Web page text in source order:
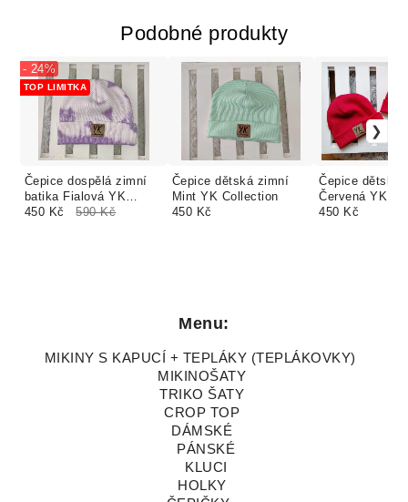
Podobné produkty
Čepice dospělá zimní
batika Fialová YK
Collection
TOP LIMITKA
- 24%
450 Kč 590 Kč
Čepice dětská zimní
Mint YK Collection
450 Kč
Čepice dětská
Červená YK
450 Kč
Menu:
MIKINY S KAPUCÍ + TEPLÁKY (TEPLÁKOVKY)
MIKINOŠATY
TRIKO ŠATY
CROP TOP
DÁMSKÉ
PÁNSKÉ
KLUCI
HOLKY